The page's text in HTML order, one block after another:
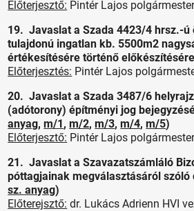
Előterjesztő: Pintér Lajos
19. Javaslat a Szada 4423/4 hrsz.-ú
tulajdonú ingatlan kb. 5500m2
értékesítésére történő
Előterjesztés: Pintér Lajos
20. Javaslat a Szada 3487/6
(adótorony) építményi jog
anyag,m/1,m/2,m/3,m/4,m/5)
Előterjesztő: Pintér Lajos
21. Javaslat a Szavazatszámláló
póttagjainak megválasztásáról szóló
sz. anyag)
Előterejsztő: dr. Lukács Adrienn HVI